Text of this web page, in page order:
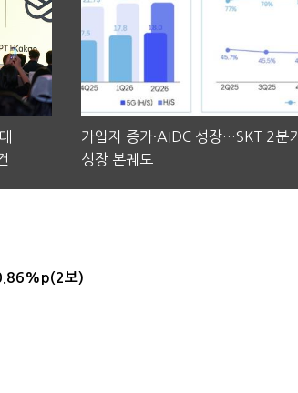
가입자 증가·AIDC 성장…SKT 2분기
성장 본궤도
보)